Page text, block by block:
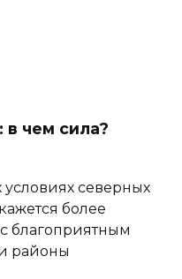
в чем сила?
северных
более
благоприятным
районы